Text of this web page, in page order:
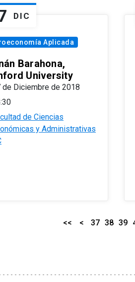
DIC
Aplicada
Barahona,
University
de Diciembre de 2018
de Ciencias
y Administrativas
<< < 37 38 39